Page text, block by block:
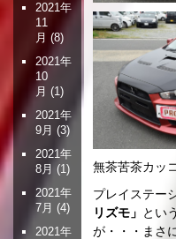
無茶苦茶カッ
プレイステー
リズモ」 とい
が・・・まさ
2021年
11
月 (8)
2021年
10
月 (1)
2021年
9月 (3)
2021年
8月 (1)
2021年
7月 (4)
2021年